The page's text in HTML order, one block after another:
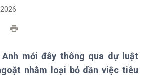
Bản tin
Chuyên mục
Anh mới đây thông qua dự luật
nhằm loại bỏ dần việc tiêu